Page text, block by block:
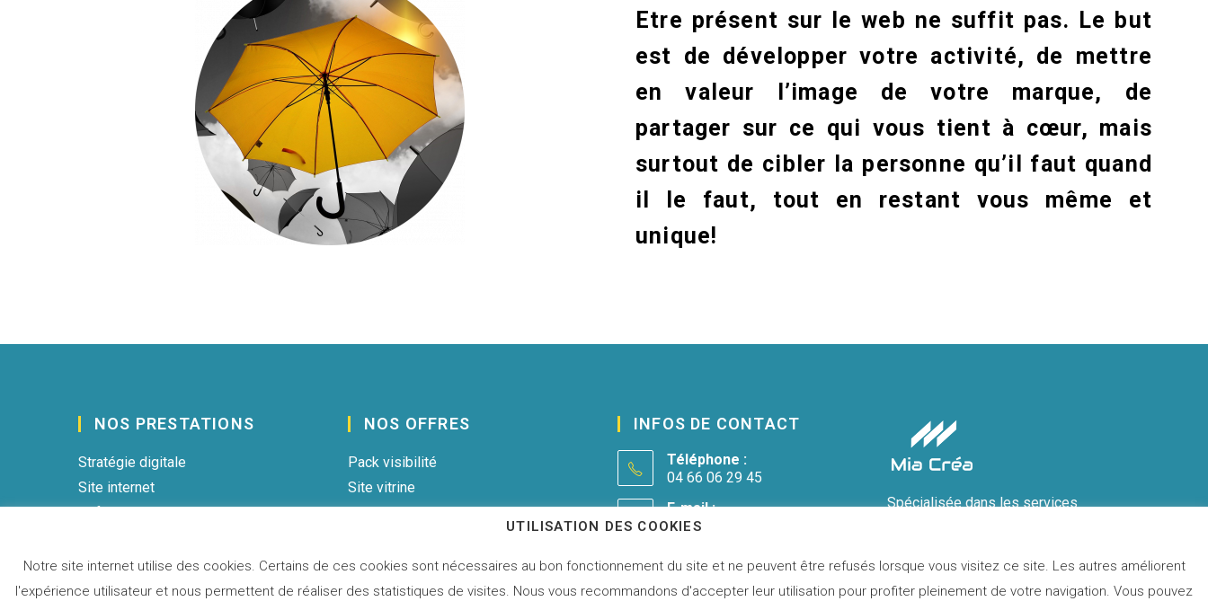
Etre présent sur le web ne suffit pas. Le but
est de développer votre activité, de mettre
en valeur l’image de votre marque, de
partager sur ce qui vous tient à cœur, mais
surtout de cibler la personne qu’il faut quand
il le faut, tout en restant vous même et
unique!
NOS PRESTATIONS
Stratégie digitale
Site internet
Référencement naturel
NOS OFFRES
Pack visibilité
Site vitrine
Blog
Google Ads
INFOS DE CONTACT
Téléphone :
04 66 06 29 45
E-mail :
contact@miacrea.com
Spécialisée dans les services
En savoir plus
UTILISATION DES COOKIES
Notre site internet utilise des cookies. Certains de ces cookies sont nécessaires au bon fonctionnement du site et ne peuvent être refusés lorsque vous visitez ce site. Les autres améliorent
l'expérience utilisateur et nous permettent de réaliser des statistiques de visites. Nous vous recommandons d'accepter leur utilisation pour profiter pleinement de votre navigation. Vous pouvez